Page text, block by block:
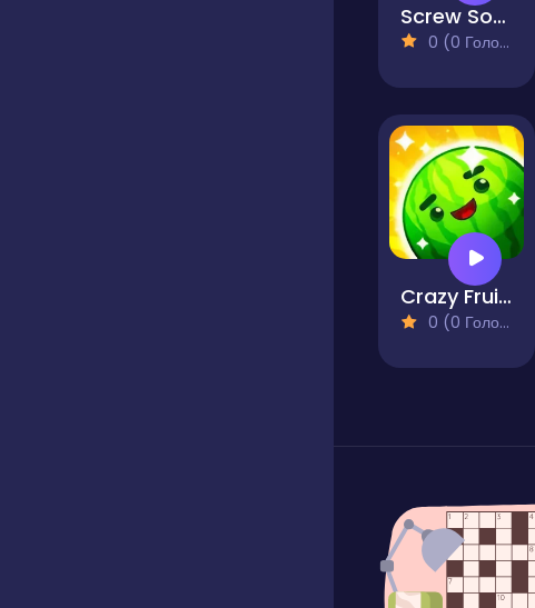
Screw Sort: Screw Pin Puzzle
0 (0 Голосів)
Crazy Fruit Merge
0 (0 Голосів)